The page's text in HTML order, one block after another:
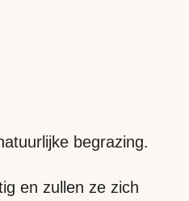
begrazing.
en zullen ze zich